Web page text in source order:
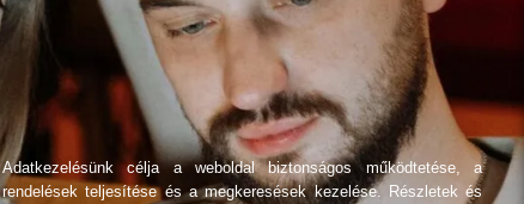
Adatkezelésünk célja a weboldal biztonságos működtetése, a
rendelések teljesítése és a megkeresések kezelése. Részletek és